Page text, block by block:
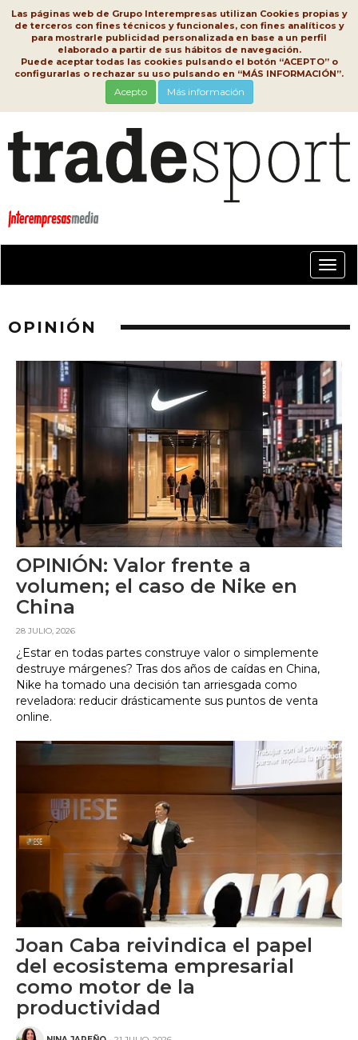
Las páginas web de Grupo Interempresas utilizan Cookies propias y
de terceros con fines técnicos y funcionales, con fines analíticos y
para mostrarle publicidad personalizada en base a un perfil
elaborado a partir de sus hábitos de navegación.
Puede aceptar todas las cookies pulsando el botón “ACEPTO” o
configurarlas o rechazar su uso pulsando en “MÁS INFORMACIÓN”.
Acepto Más información
OPINIÓN
OPINIÓN: Valor frente a
volumen; el caso de Nike en
China
28 JULIO, 2026
¿Estar en todas partes construye valor o simplemente
destruye márgenes? Tras dos años de caídas en China,
Nike ha tomado una decisión tan arriesgada como
reveladora: reducir drásticamente sus puntos de venta
online.
Joan Caba reivindica el papel
del ecosistema empresarial
como motor de la
productividad